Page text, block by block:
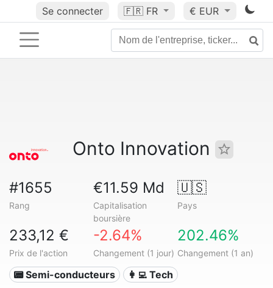
Se connecter 🇫🇷 FR € EUR
Onto Innovation
#1655
Rang
€11.59 Md
Capitalisation
boursière
🇺🇸
Pays
233,12 €
Prix de l'action
-2.64%
Changement (1 jour)
202.46%
Changement (1 an)
📟 Semi-conducteurs
👩‍💻 Tech